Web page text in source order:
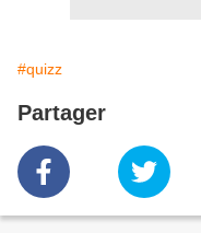
#quizz
Partager